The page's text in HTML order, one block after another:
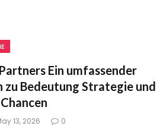
Ein umfassender
zu Bedeutung Strategie und
13, 2026 0